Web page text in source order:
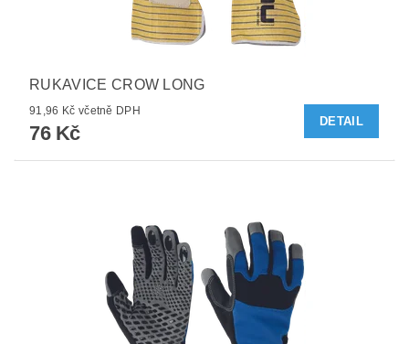
RUKAVICE CROW LONG
91,96 Kč včetně DPH
76 Kč
DETAIL